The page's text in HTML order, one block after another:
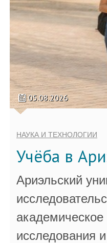
05.08.2026
НАУКА И ТЕХНОЛОГИИ
Учёба в
Ариэльский
исследования